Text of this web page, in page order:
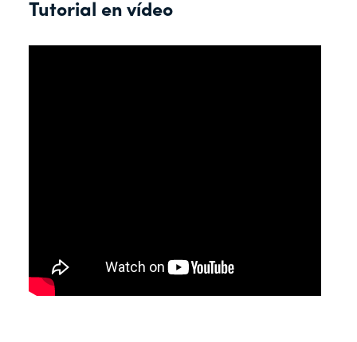
Tutorial en vídeo